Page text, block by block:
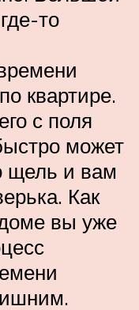
то
квартире.
с поля
может
щель и вам
Как
вы уже